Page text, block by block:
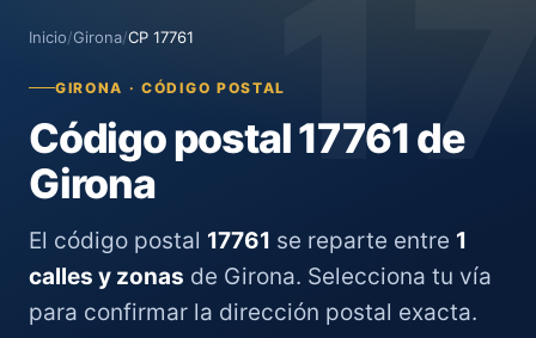
Inicio/Girona/CP 17761
GIRONA · CÓDIGO POSTAL
Código postal 17761 de
Girona
El código postal 17761 se reparte entre 1
calles y zonas de Girona. Selecciona tu vía
para confirmar la dirección postal exacta.